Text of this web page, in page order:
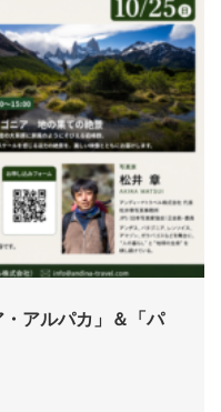
アルパカ」＆「パ